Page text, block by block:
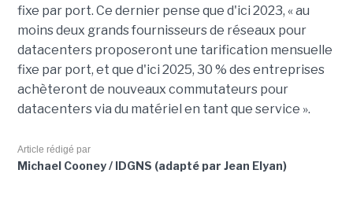
fixe par port. Ce dernier pense que d'ici 2023, « au
moins deux grands fournisseurs de réseaux pour
datacenters proposeront une tarification mensuelle
fixe par port, et que d'ici 2025, 30 % des entreprises
achèteront de nouveaux commutateurs pour
datacenters via du matériel en tant que service ».
Article rédigé par
Michael Cooney / IDGNS (adapté par Jean Elyan)